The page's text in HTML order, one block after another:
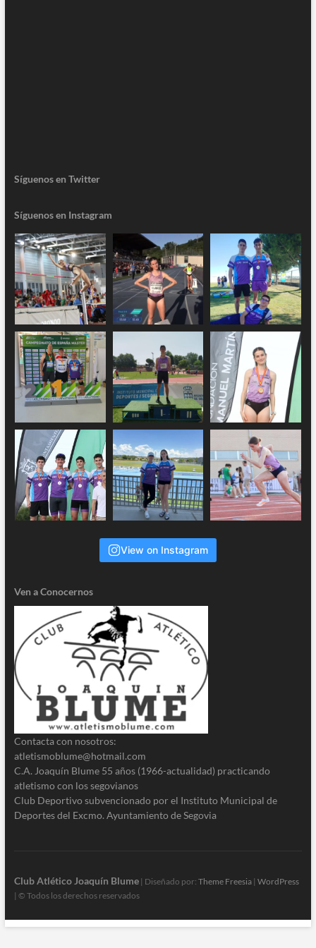
Síguenos en Twitter
Síguenos en Instagram
View on Instagram
Ven a Conocernos
Contacta con nosotros:
atletismoblume@hotmail.com
C.A. Joaquín Blume 55 años (1966-actualidad) practicando
atletismo con los segovianos
Club Deportivo subvencionado por el Instituto Municipal de
Deportes del Excmo. Ayuntamiento de Segovia
Club Atlético Joaquín Blume| Diseñado por: Theme Freesia| WordPress
| © Todos los derechos reservados